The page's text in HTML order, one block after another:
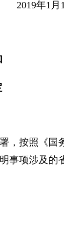
，按照《国
事项涉及的